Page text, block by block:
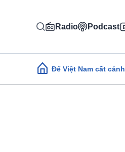
Radio Podcast
Main navigation
Để Việt Nam cất cánh